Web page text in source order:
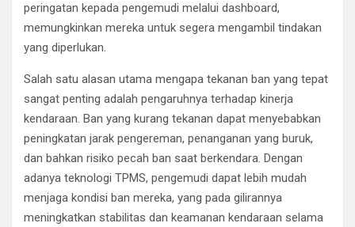
peringatan kepada pengemudi melalui dashboard,
memungkinkan mereka untuk segera mengambil tindakan
yang diperlukan.
Salah satu alasan utama mengapa tekanan ban yang tepat
sangat penting adalah pengaruhnya terhadap kinerja
kendaraan. Ban yang kurang tekanan dapat menyebabkan
peningkatan jarak pengereman, penanganan yang buruk,
dan bahkan risiko pecah ban saat berkendara. Dengan
adanya teknologi TPMS, pengemudi dapat lebih mudah
menjaga kondisi ban mereka, yang pada gilirannya
meningkatkan stabilitas dan keamanan kendaraan selama